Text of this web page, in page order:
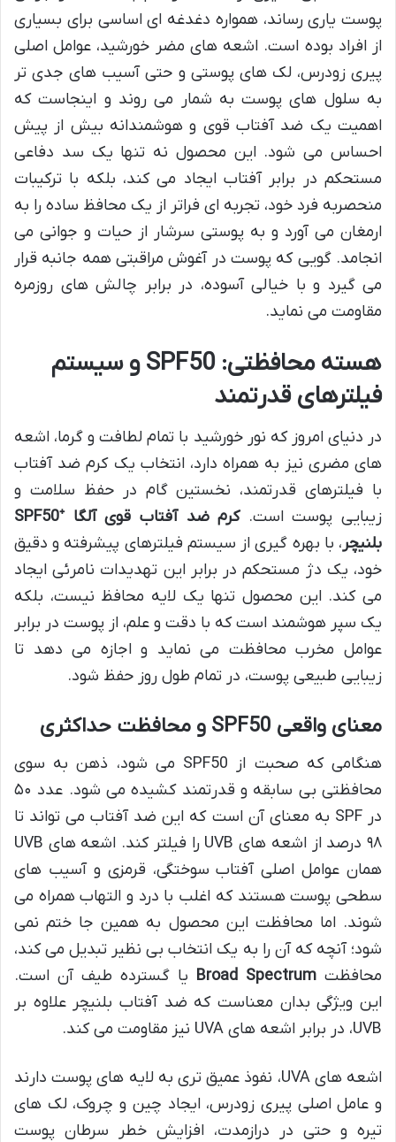
پوست یاری رساند، همواره دغدغه ای اساسی برای بسیاری
از افراد بوده است. اشعه های مضر خورشید، عوامل اصلی
پیری زودرس، لک های پوستی و حتی آسیب های جدی تر
به سلول های پوست به شمار می روند و اینجاست که
اهمیت یک ضد آفتاب قوی و هوشمندانه بیش از پیش
احساس می شود. این محصول نه تنها یک سد دفاعی
مستحکم در برابر آفتاب ایجاد می کند، بلکه با ترکیبات
منحصربه فرد خود، تجربه ای فراتر از یک محافظ ساده را به
ارمغان می آورد و به پوستی سرشار از حیات و جوانی می
انجامد. گویی که پوست در آغوش مراقبتی همه جانبه قرار
می گیرد و با خیالی آسوده، در برابر چالش های روزمره
مقاومت می نماید.
هسته محافظتی: SPF50 و سیستم
فیلترهای قدرتمند
در دنیای امروز که نور خورشید با تمام لطافت و گرما، اشعه
های مضری نیز به همراه دارد، انتخاب یک کرم ضد آفتاب
با فیلترهای قدرتمند، نخستین گام در حفظ سلامت و
زیبایی پوست است.
کرم ضد آفتاب قوی آلگا ⁺SPF50
بلنیچر، با بهره گیری از سیستم فیلترهای پیشرفته و دقیق
خود، یک دژ مستحکم در برابر این تهدیدات نامرئی ایجاد
می کند. این محصول تنها یک لایه محافظ نیست، بلکه
یک سپر هوشمند است که با دقت و علم، از پوست در برابر
عوامل مخرب محافظت می نماید و اجازه می دهد تا
زیبایی طبیعی پوست، در تمام طول روز حفظ شود.
معنای واقعی SPF50 و محافظت حداکثری
هنگامی که صحبت از SPF50 می شود، ذهن به سوی
محافظتی بی سابقه و قدرتمند کشیده می شود. عدد ۵۰
در SPF به معنای آن است که این ضد آفتاب می تواند تا
۹۸ درصد از اشعه های UVB را فیلتر کند. اشعه های UVB
همان عوامل اصلی آفتاب سوختگی، قرمزی و آسیب های
سطحی پوست هستند که اغلب با درد و التهاب همراه می
شوند. اما محافظت این محصول به همین جا ختم نمی
شود؛ آنچه که آن را به یک انتخاب بی نظیر تبدیل می کند،
محافظت Broad Spectrum یا گسترده طیف آن است.
این ویژگی بدان معناست که ضد آفتاب بلنیچر علاوه بر
UVB، در برابر اشعه های UVA نیز مقاومت می کند.
اشعه های UVA، نفوذ عمیق تری به لایه های پوست دارند
و عامل اصلی پیری زودرس، ایجاد چین و چروک، لک های
تیره و حتی در درازمدت، افزایش خطر سرطان پوست